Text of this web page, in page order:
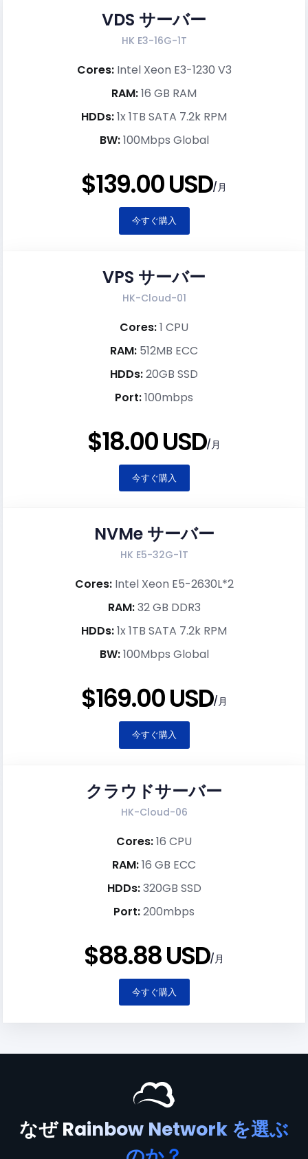
VDS サーバー
HK E3-16G-1T
Cores:Intel Xeon E3-1230 V3
RAM:16 GB RAM
HDDs:1x 1TB SATA 7.2k RPM
BW:100Mbps Global
$139.00 USD/月
今すぐ購入
VPS サーバー
HK-Cloud-01
Cores:1 CPU
RAM: 512MB ECC
HDDs:20GB SSD
Port:100mbps
$18.00 USD/月
今すぐ購入
NVMe サーバー
HK E5-32G-1T
Cores:Intel Xeon E5-2630L*2
RAM:32 GB DDR3
HDDs:1x 1TB SATA 7.2k RPM
BW:100Mbps Global
$169.00 USD/月
今すぐ購入
クラウドサーバー
HK-Cloud-06
Cores:16 CPU
RAM:16 GB ECC
HDDs:320GB SSD
Port:200mbps
$88.88 USD/月
今すぐ購入
なぜRainbow Network を選ぶ